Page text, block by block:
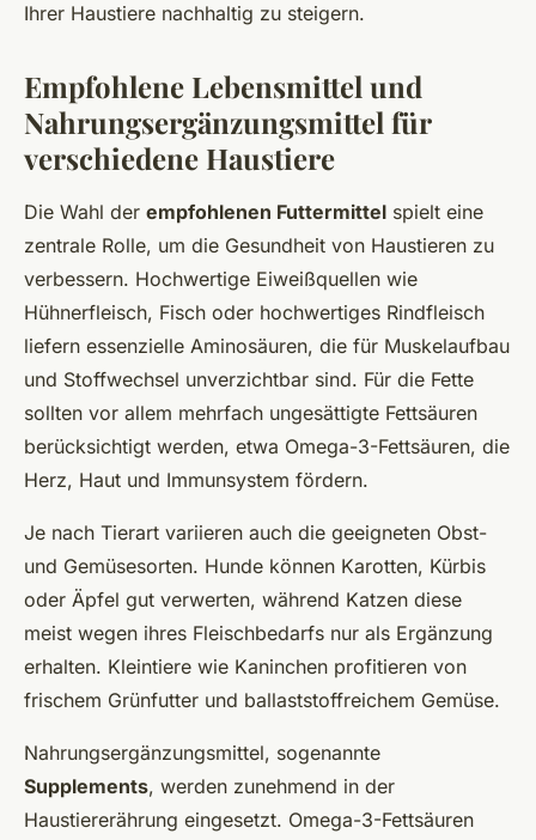
Ihrer Haustiere nachhaltig zu steigern.
Empfohlene Lebensmittel und
Nahrungsergänzungsmittel für
verschiedene Haustiere
Die Wahl der empfohlenen Futtermittel spielt eine
zentrale Rolle, um die Gesundheit von Haustieren zu
verbessern. Hochwertige Eiweißquellen wie
Hühnerfleisch, Fisch oder hochwertiges Rindfleisch
liefern essenzielle Aminosäuren, die für Muskelaufbau
und Stoffwechsel unverzichtbar sind. Für die Fette
sollten vor allem mehrfach ungesättigte Fettsäuren
berücksichtigt werden, etwa Omega-3-Fettsäuren, die
Herz, Haut und Immunsystem fördern.
Je nach Tierart variieren auch die geeigneten Obst-
und Gemüsesorten. Hunde können Karotten, Kürbis
oder Äpfel gut verwerten, während Katzen diese
meist wegen ihres Fleischbedarfs nur als Ergänzung
erhalten. Kleintiere wie Kaninchen profitieren von
frischem Grünfutter und ballaststoffreichem Gemüse.
Nahrungsergänzungsmittel, sogenannte
Supplements, werden zunehmend in der
Haustiererährung eingesetzt. Omega-3-Fettsäuren